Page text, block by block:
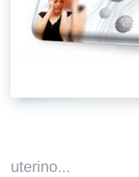
uterino...